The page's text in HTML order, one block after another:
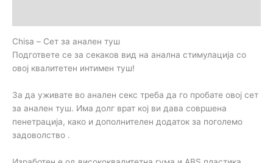
Chisa – Сет за анален туш
Подгответе се за секаков вид на анална стимулација со
овој квалитетен интимен туш!
За да уживате во анален секс треба да го пробате овој сет
за анален туш. Има долг врат кој ви дава совршена
пенетрација, како и дополнителен додаток за поголемо
задоволство .